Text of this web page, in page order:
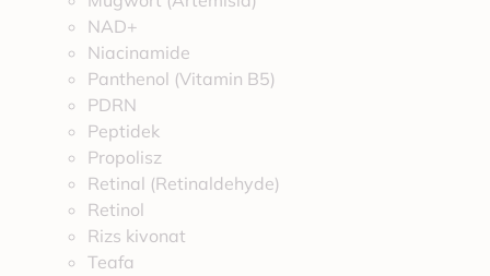
NAD+
Niacinamide
Panthenol (Vitamin B5)
PDRN
Peptidek
Propolisz
Retinal (Retinaldehyde)
Retinol
Rizs kivonat
Teafa